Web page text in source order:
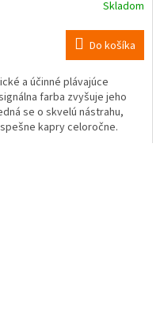
Skladom
Do košíka
a účinné plávajúce
farba zvyšuje jeho
se o skvelú nástrahu,
kapry celoročne.